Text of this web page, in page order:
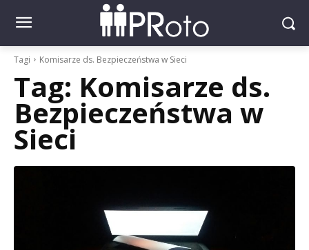
Tagi Komisarze ds. Bezpieczeństwa w Sieci
Tag: Komisarze ds.
Bezpieczeństwa w
Sieci